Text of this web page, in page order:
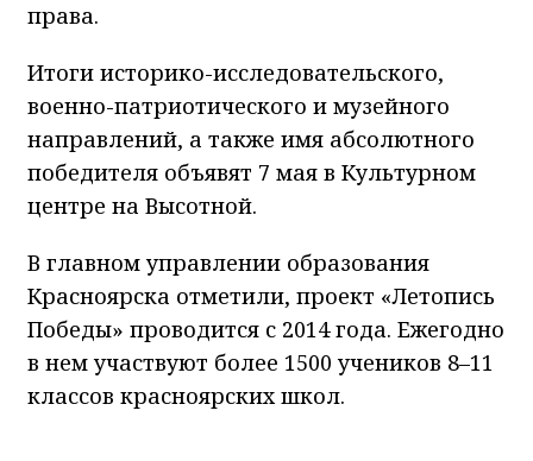
права.
Итоги историко-исследовательского,
военно-патриотического и музейного
направлений, а также имя абсолютного
победителя объявят 7 мая в Культурном
центре на Высотной.
В главном управлении образования
Красноярска отметили, проект «Летопись
Победы» проводится с 2014 года. Ежегодно
в нем участвуют более 1500 учеников 8–11
классов красноярских школ.